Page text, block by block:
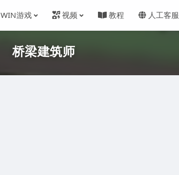
WIN游戏 视频 教程 人工客服
桥梁建筑师